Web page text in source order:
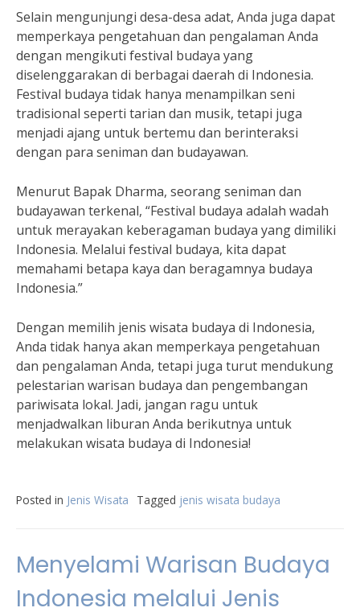
Selain mengunjungi desa-desa adat, Anda juga dapat
memperkaya pengetahuan dan pengalaman Anda
dengan mengikuti festival budaya yang
diselenggarakan di berbagai daerah di Indonesia.
Festival budaya tidak hanya menampilkan seni
tradisional seperti tarian dan musik, tetapi juga
menjadi ajang untuk bertemu dan berinteraksi
dengan para seniman dan budayawan.
Menurut Bapak Dharma, seorang seniman dan
budayawan terkenal, “Festival budaya adalah wadah
untuk merayakan keberagaman budaya yang dimiliki
Indonesia. Melalui festival budaya, kita dapat
memahami betapa kaya dan beragamnya budaya
Indonesia.”
Dengan memilih jenis wisata budaya di Indonesia,
Anda tidak hanya akan memperkaya pengetahuan
dan pengalaman Anda, tetapi juga turut mendukung
pelestarian warisan budaya dan pengembangan
pariwisata lokal. Jadi, jangan ragu untuk
menjadwalkan liburan Anda berikutnya untuk
melakukan wisata budaya di Indonesia!
Posted in Jenis Wisata Tagged jenis wisata budaya
Menyelami Warisan Budaya
Indonesia melalui Jenis